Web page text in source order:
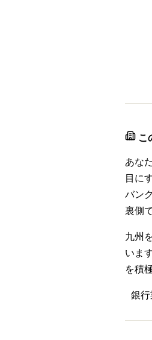
こ
あな
目に
バン
裏側
九州
いま
を積
銀行